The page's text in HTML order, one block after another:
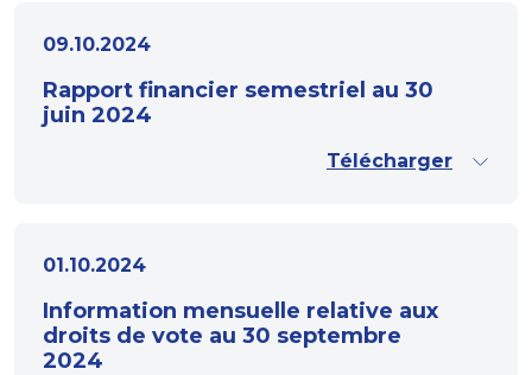
09.10.2024
Rapport financier semestriel au 30
juin 2024
Télécharger
01.10.2024
Information mensuelle relative aux
droits de vote au 30 septembre
2024